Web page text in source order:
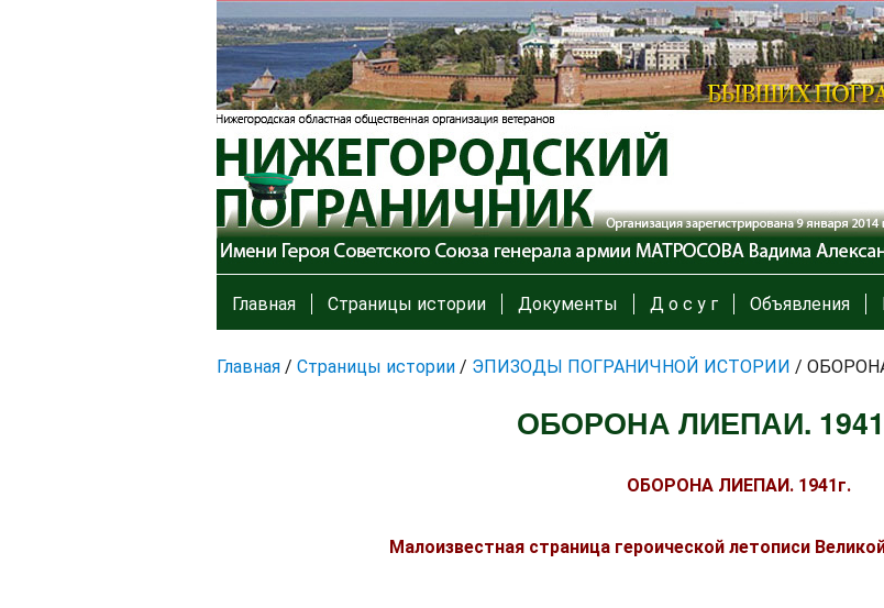
Главная Страницы истории Документы Д о с у г Объявления
Главная / Страницы истории / ЭПИЗОДЫ ПОГРАНИЧНОЙ ИСТОРИИ /
ОБОРОНА ЛИЕПАИ.
ОБОРОНА ЛИЕПАИ. 1941г.
Малоизвестная страница героической летописи